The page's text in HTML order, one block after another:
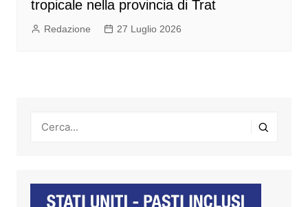
tropicale nella provincia di Trat
Redazione 27 Luglio 2026